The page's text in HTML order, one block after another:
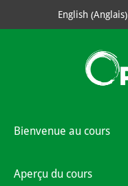
English(Anglais)
Bienvenue au cours
Aperçu du cours